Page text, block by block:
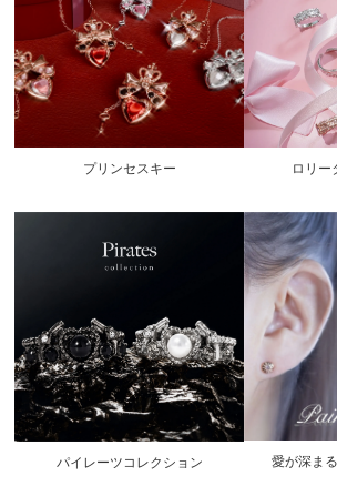
プリンセスキー ロリー
パイレーツコレクション 愛が深ま